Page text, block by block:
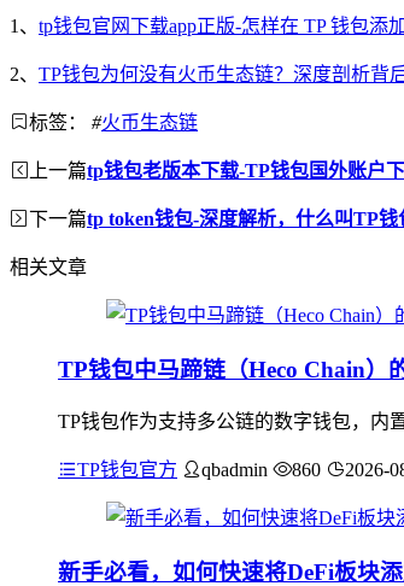
1、 tp钱包官网下载app正版-怎样在 TP 钱包添
2、 TP钱包为何没有火币生态链？深度剖析背
标签： #火币生态链
上一篇tp钱包老版本下载-TP钱包国外账户
下一篇tp token钱包-深度解析，什么叫TP钱
相关文章
TP钱包中马蹄链（Heco Chain）
TP钱包作为支持多公链的数字钱包，内
TP钱包官方 qbadmin 860 2026-
新手必看，如何快速将DeFi板块